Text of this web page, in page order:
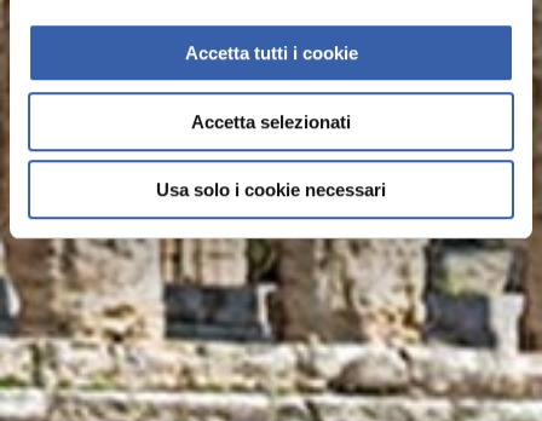
Accetta tutti i cookie
Accetta selezionati
Usa solo i cookie necessari